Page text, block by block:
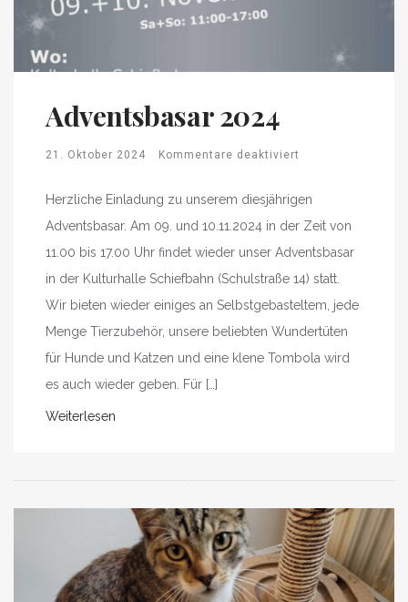
Adventsbasar 2024
21. Oktober 2024 Kommentare deaktiviert
Herzliche Einladung zu unserem diesjährigen
Adventsbasar. Am 09. und 10.11.2024 in der Zeit von
11.00 bis 17.00 Uhr findet wieder unser Adventsbasar
in der Kulturhalle Schiefbahn (Schulstraße 14) statt.
Wir bieten wieder einiges an Selbstgebasteltem, jede
Menge Tierzubehör, unsere beliebten Wundertüten
für Hunde und Katzen und eine klene Tombola wird
es auch wieder geben. Für […]
Weiterlesen